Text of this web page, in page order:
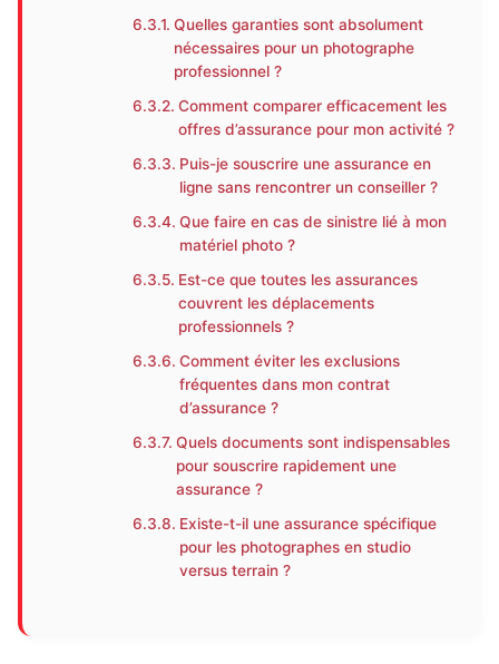
Quelles garanties sont absolument
nécessaires pour un photographe
professionnel ?
Comment comparer efficacement les
offres d’assurance pour mon activité ?
Puis-je souscrire une assurance en
ligne sans rencontrer un conseiller ?
Que faire en cas de sinistre lié à mon
matériel photo ?
Est-ce que toutes les assurances
couvrent les déplacements
professionnels ?
Comment éviter les exclusions
fréquentes dans mon contrat
d’assurance ?
Quels documents sont indispensables
pour souscrire rapidement une
assurance ?
Existe-t-il une assurance spécifique
pour les photographes en studio
versus terrain ?